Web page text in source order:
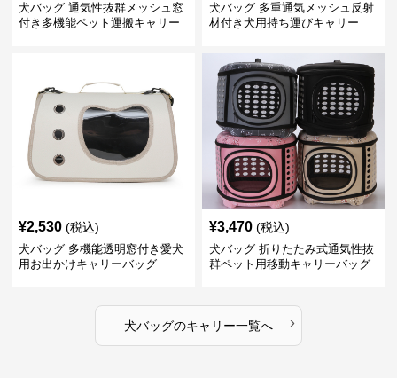
犬バッグ 通気性抜群メッシュ窓
付き多機能ペット運搬キャリー
犬バッグ 多重通気メッシュ反射
材付き犬用持ち運びキャリー
¥2,530 (税込)
犬バッグ 多機能透明窓付き愛犬
用お出かけキャリーバッグ
¥3,470 (税込)
犬バッグ 折りたたみ式通気性抜
群ペット用移動キャリーバッグ
犬バッグのキャリー一覧へ ›